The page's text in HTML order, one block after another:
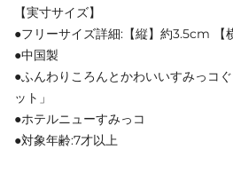
【実寸サイズ】
●フリーサイズ詳細:【縦】約3.5cm 【
●中国製
●ふんわりころんとかわいいすみっコ
ット」
●ホテルニューすみっコ
●対象年齢:7才以上